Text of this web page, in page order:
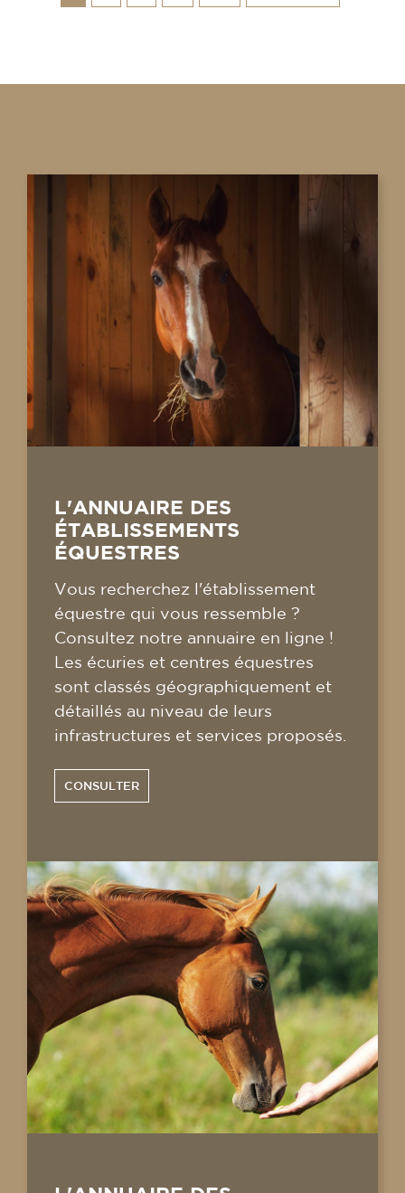
L'ANNUAIRE DES
ÉTABLISSEMENTS
ÉQUESTRES
Vous recherchez l'établissement
équestre qui vous ressemble ?
Consultez notre annuaire en ligne !
Les écuries et centres équestres
sont classés géographiquement et
détaillés au niveau de leurs
infrastructures et services proposés.
CONSULTER